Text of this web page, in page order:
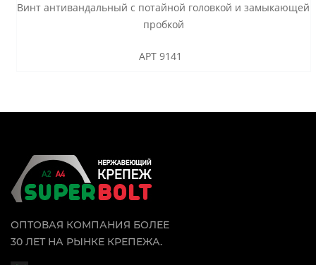
Винт антивандальный с потайной головкой и замыкающей
пробкой
АРТ 9141
ОПТОВАЯ КОМПАНИЯ БОЛЕЕ
30 ЛЕТ НА РЫНКЕ КРЕПЕЖА.